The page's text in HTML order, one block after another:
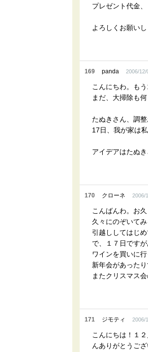
プレゼント代金
よろしくお願い
169 panda 2006/12/
こんにちわ。も
まだ、大掃除も
たぬきさん、調整
17日、我が家は
アイデアはたぬ
170 クローネ 2006/
こんばんわ。お久
久々にのぞいて
引越ししてはじ
で、１７日です
ワインを買いに
新年会があった
またクリスマス
171 ジモティ 2006/
こんにちは！１
んありがとうご